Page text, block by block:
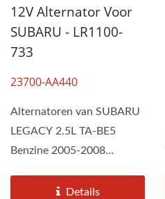
12V Alternator Voor
SUBARU - LR1100-
733
23700-AA440
Alternatoren van SUBARU
LEGACY 2.5L TA-BE5
Benzine 2005-2008
door DAH KEE volgens...
Details